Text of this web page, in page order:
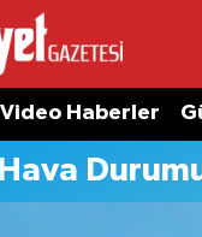
Video Haberler